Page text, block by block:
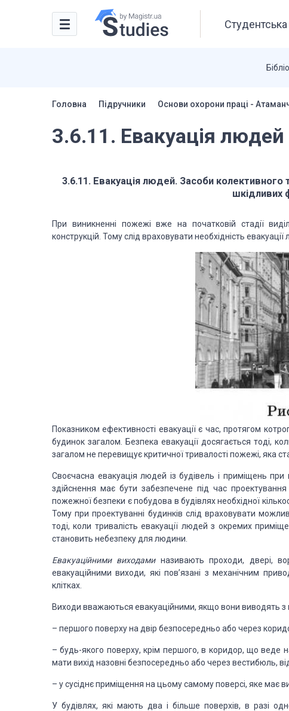
Студентська
Головна Підручники Основи охорони праці -
3.6.11. Евакуація людей
3.6.11. Евакуація людей. Засоби колективного
шкідливих
При виникненні пожежі вже на початковій стадії
конструкцій. Тому слід враховувати необхідність
Показником ефективності евакуації є час, протягом
будинок загалом. Безпека евакуації досягається тоді,
загалом не перевищує критичної тривалості пожежі, яка
Своєчасна евакуація людей із будівель і приміщень
здійснення має бути забезпечене під час
пожежної безпеки є побудова в будівлях необхідної
Тому при проектуванні будинків слід враховувати
тоді, коли тривалість евакуації людей з окремих
становить небезпеку для людини.
Евакуаційними виходаминазивають проходи, двері,
евакуаційними виходи, які пов’язані з механічним
клітках.
Виходи вважаються евакуаційними, якщо вони виводять з
– першого поверху на двір безпосередньо або через
– будь-якого поверху, крім першого, в коридор, що веде
мати вихід назовні безпосередньо або через вестибюль,
– у сусіднє приміщення на цьому самому поверсі, яке має
У будівлях, які мають два і більше поверхів, в разі